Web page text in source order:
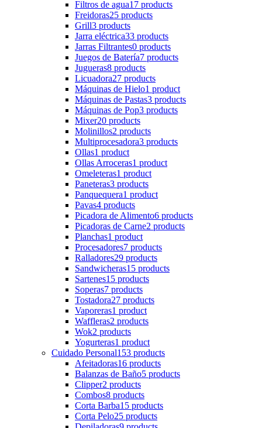
Filtros de agua17 products
Freidoras25 products
Grill3 products
Jarra eléctrica33 products
Jarras Filtrantes0 products
Juegos de Batería7 products
Jugueras8 products
Licuadora27 products
Máquinas de Hielo1 product
Máquinas de Pastas3 products
Máquinas de Pop3 products
Mixer20 products
Molinillos2 products
Multiprocesadora3 products
Ollas1 product
Ollas Arroceras1 product
Omeleteras1 product
Paneteras3 products
Panquequera1 product
Pavas4 products
Picadora de Alimento6 products
Picadoras de Carne2 products
Planchas1 product
Procesadores7 products
Ralladores29 products
Sandwicheras15 products
Sartenes15 products
Soperas7 products
Tostadora27 products
Vaporeras1 product
Waffleras2 products
Wok2 products
Yogurteras1 product
Cuidado Personal153 products
Afeitadoras16 products
Balanzas de Baño5 products
Clipper2 products
Combos8 products
Corta Barba15 products
Corta Pelo25 products